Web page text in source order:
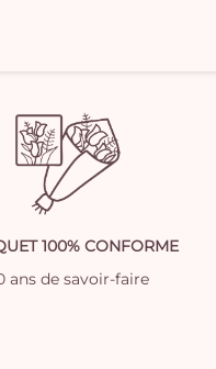
100% CONFORME
ans de savoir-faire